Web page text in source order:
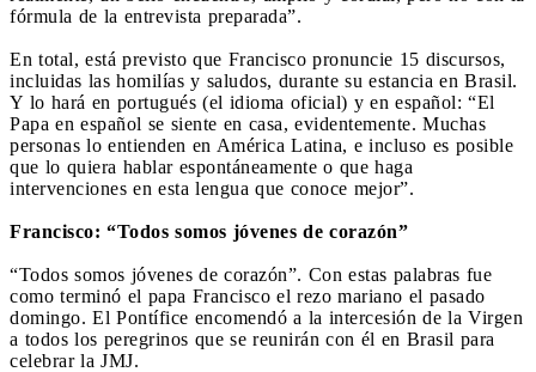
fórmula de la entrevista preparada”.
En total, está previsto que Francisco pronuncie 15 discursos,
incluidas las homilías y saludos, durante su estancia en Brasil.
Y lo hará en portugués (el idioma oficial) y en español: “El
Papa en español se siente en casa, evidentemente. Muchas
personas lo entienden en América Latina, e incluso es posible
que lo quiera hablar espontáneamente o que haga
intervenciones en esta lengua que conoce mejor”.
Francisco: “Todos somos jóvenes de corazón”
“Todos somos jóvenes de corazón”. Con estas palabras fue
como terminó el papa Francisco el rezo mariano el pasado
domingo. El Pontífice encomendó a la intercesión de la Virgen
a todos los peregrinos que se reunirán con él en Brasil para
celebrar la JMJ.